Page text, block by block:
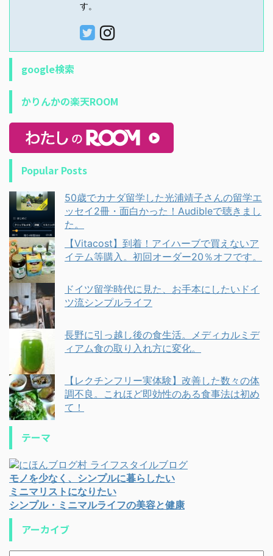
す。
google検索
かりんかの楽天ROOM
Popular Posts
50歳でカナダ留学した光浦靖子さんの留学エ
ッセイ2冊・面白かった！Audibleで聴きまし
た。
【Vitacost】到着！アイハーブで買えないア
イテム等購入。初回オーダー20％オフです。
ドイツ留学時代に見た、お手本にしたいドイ
ツ流シンプルライフ
長野に引っ越し後の食生活。メディカルミデ
ィアム食の取り入れ方に変化。
【レクチンフリー実体験】改善した数々の体
調不良。これほど即効性のある食事法は初め
て！
テーマ
モノを少なく、シンプルに暮らしたい
ミニマリストになりたい
シンプル・ミニマルライフの美容と健康
アーカイブ